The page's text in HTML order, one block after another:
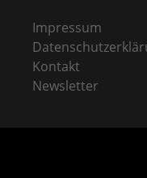
Impressum
Kontakt
Newsletter